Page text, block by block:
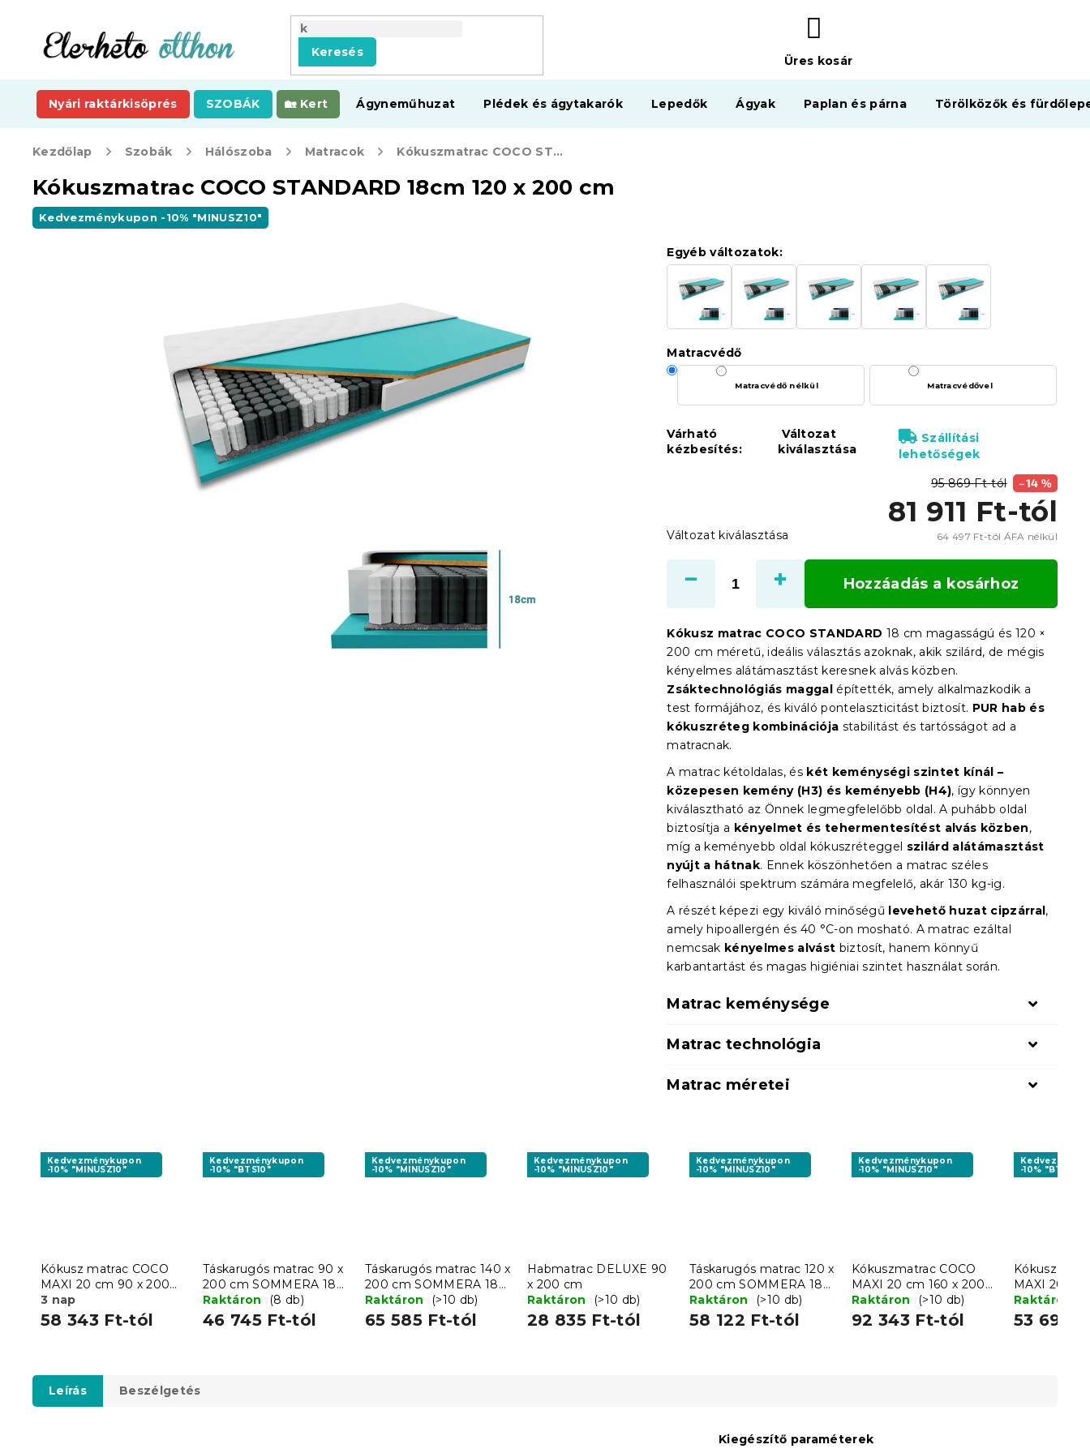
tartalomhoz
Keresés
KOSÁR
Üres kosár
Nyári raktárkisöprés SZOBÁK Kert Ágyneműhuzat Plédek és ágytakarók Lepedők Ágyak Paplan és párna Törölközők és
Kezdőlap Szobák Hálószoba Matracok Kókuszmatrac COCO STANDARD 18cm 120 x 200 cm
Kókuszmatrac COCO STANDARD 18cm 120 x 200 cm
Kedvezménykupon -10% "MINUSZ10"
95 869 Ft-tól –14 %
81 911 Ft-tól
64 497 Ft-tól ÁFA nélkül
Változat kiválasztása
Egyéb változatok:
Matracvédő
Matracvédő nélkül Matracvédővel
Várható
kézbesítés:
Változat
kiválasztása
Szállítási
lehetőségek
Hozzáadás a kosárhoz
Kókusz matrac COCO STANDARD 18 cm magasságú és 120 ×
200 cm méretű, ideális választás azoknak, akik szilárd, de mégis
kényelmes alátámasztást keresnek alvás közben.
Zsáktechnológiás maggal építették, amely alkalmazkodik a
test formájához, és kiváló pontelaszticitást biztosít. PUR hab és
kókuszréteg kombinációja stabilitást és tartósságot ad a
matracnak.
A matrac kétoldalas, és két keménységi szintet kínál –
közepesen kemény (H3) és keményebb (H4), így könnyen
kiválasztható az Önnek legmegfelelőbb oldal. A puhább oldal
biztosítja a kényelmet és tehermentesítést alvás közben,
míg a keményebb oldal kókuszréteggel szilárd alátámasztást
nyújt a hátnak. Ennek köszönhetően a matrac széles
felhasználói spektrum számára megfelelő, akár 130 kg-ig.
A részét képezi egy kiváló minőségű levehető huzat cipzárral,
amely hipoallergén és 40 °C-on mosható. A matrac ezáltal
nemcsak kényelmes alvást biztosít, hanem könnyű
karbantartást és magas higiéniai szintet használat során.
Matrac keménysége
Matrac technológia
Matrac méretei
Kedvezménykupon
-10% "MINUSZ10"
Kókusz matrac COCO
MAXI 20 cm 90 x 200
cm
3 nap
58 343 Ft-tól
Kedvezménykupon
-10% "BTS10"
Táskarugós matrac 90 x
200 cm SOMMERA 18
cm
Raktáron (8 db)
46 745 Ft-tól
Kedvezménykupon
-10% "MINUSZ10"
Táskarugós matrac 140 x
200 cm SOMMERA 18
cm
Raktáron (>10 db)
65 585 Ft-tól
Kedvezménykupon
-10% "MINUSZ10"
Habmatrac DELUXE 90
x 200 cm
Raktáron
(>10 db)
28 835 Ft-tól
Kedvezménykupon
-10% "MINUSZ10"
Táskarugós matrac 120 x
200 cm SOMMERA 18
cm
Raktáron (>10 db)
58 122 Ft-tól
Kedvezménykupon
-10% "MINUSZ10"
Kókuszmatrac COCO
MAXI 20 cm 160 x 200
cm
Raktáron (>10 db)
92 343 Ft-tól
-10% "BTS10"
Kókusz
MAXI 20
cm
Raktáron
53 696
Leírás Beszélgetés
Kiegészítő paraméterek